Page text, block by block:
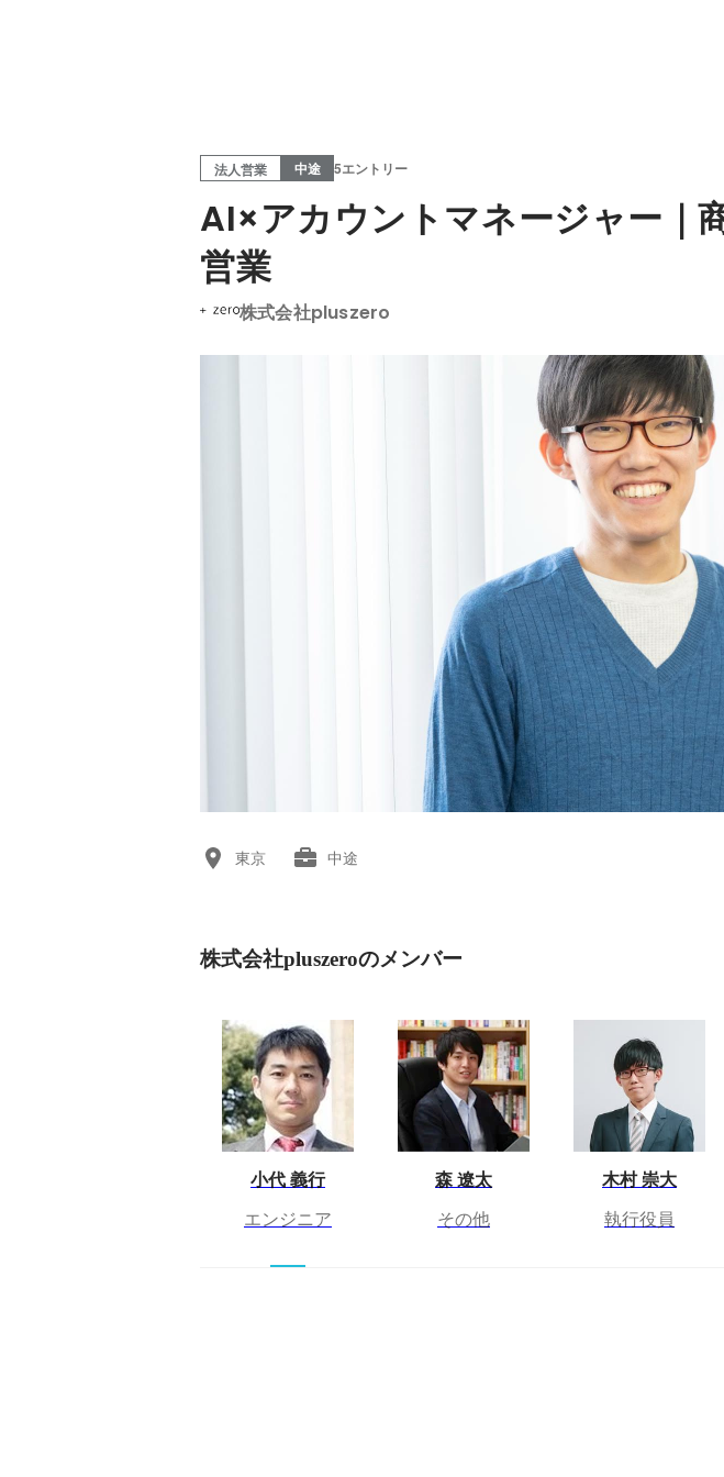
法人営業 中途 5エントリー
AI×アカウントマネージャー｜
営業
株式会社pluszero
東京 中途
株式会社pluszeroのメンバー
小代 義行
エンジニア
森 遼太
その他
木村 崇大
執行役員